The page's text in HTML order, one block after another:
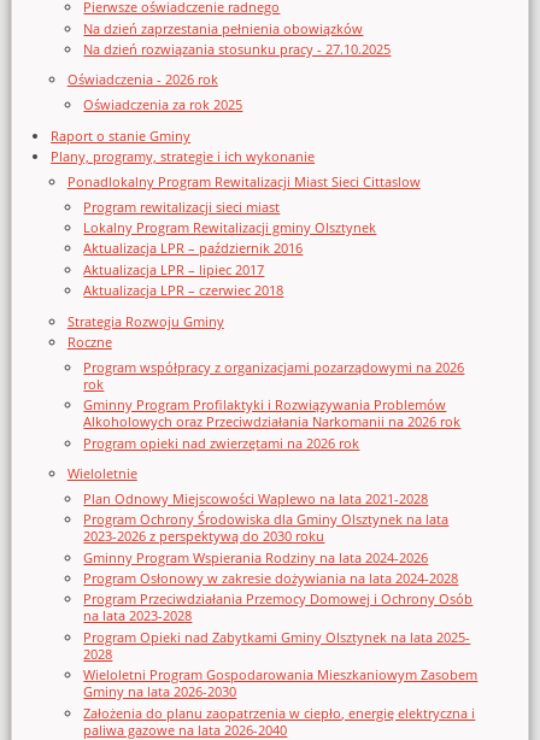
Pierwsze oświadczenie radnego
Na dzień zaprzestania pełnienia obowiązków
Na dzień rozwiązania stosunku pracy - 27.10.2025
Oświadczenia - 2026 rok
Oświadczenia za rok 2025
Raport o stanie Gminy
Plany, programy, strategie i ich wykonanie
Ponadlokalny Program Rewitalizacji Miast Sieci Cittaslow
Program rewitalizacji sieci miast
Lokalny Program Rewitalizacji gminy Olsztynek
Aktualizacja LPR – październik 2016
Aktualizacja LPR – lipiec 2017
Aktualizacja LPR – czerwiec 2018
Strategia Rozwoju Gminy
Roczne
Program współpracy z organizacjami pozarządowymi na 2026
rok
Gminny Program Profilaktyki i Rozwiązywania Problemów
Alkoholowych oraz Przeciwdziałania Narkomanii na 2026 rok
Program opieki nad zwierzętami na 2026 rok
Wieloletnie
Plan Odnowy Miejscowości Waplewo na lata 2021-2028
Program Ochrony Środowiska dla Gminy Olsztynek na lata
2023-2026 z perspektywą do 2030 roku
Gminny Program Wspierania Rodziny na lata 2024-2026
Program Osłonowy w zakresie dożywiania na lata 2024-2028
Program Przeciwdziałania Przemocy Domowej i Ochrony Osób
na lata 2023-2028
Program Opieki nad Zabytkami Gminy Olsztynek na lata 2025-
2028
Wieloletni Program Gospodarowania Mieszkaniowym Zasobem
Gminy na lata 2026-2030
Założenia do planu zaopatrzenia w ciepło, energię elektryczna i
paliwa gazowe na lata 2026-2040